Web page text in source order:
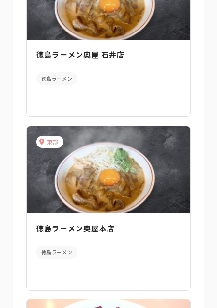
徳島ラーメン奥屋 石井店
徳島ラーメン
東部
徳島ラーメン奥屋本店
徳島ラーメン